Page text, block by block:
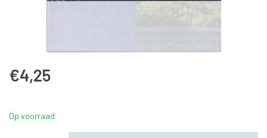
€4,25
Op voorraad